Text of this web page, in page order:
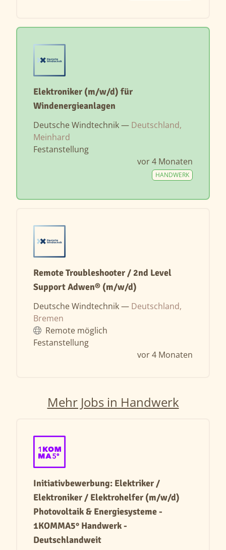
Elektroniker (m/w/d) für
Windenergieanlagen
Deutsche Windtechnik — Deutschland,
Meinhard
Festanstellung
vor 4 Monaten
HANDWERK
Remote Troubleshooter / 2nd Level
Support Adwen® (m/w/d)
Deutsche Windtechnik — Deutschland,
Bremen
Remote möglich
Festanstellung
vor 4 Monaten
Mehr Jobs in Handwerk
Initiativbewerbung: Elektriker /
Elektroniker / Elektrohelfer (m/w/d)
Photovoltaik & Energiesysteme -
1KOMMA5° Handwerk -
Deutschlandweit